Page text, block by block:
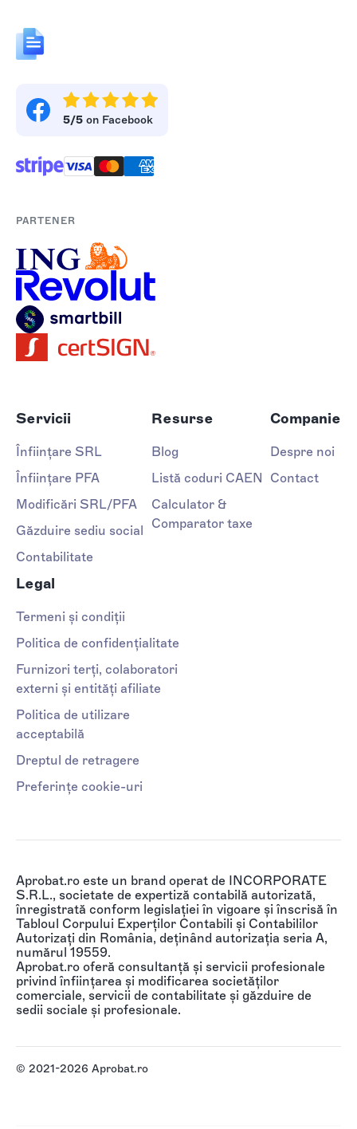
5/5 on Facebook
PARTENER
Servicii
Înființare SRL
Înființare PFA
Modificări SRL/PFA
Găzduire sediu social
Contabilitate
Resurse
Blog
Listă coduri CAEN
Calculator &
Comparator taxe
Companie
Despre noi
Contact
Legal
Termeni și condiții
Politica de confidențialitate
Furnizori terți, colaboratori
externi și entități afiliate
Politica de utilizare
acceptabilă
Dreptul de retragere
Preferințe cookie-uri
Aprobat.ro este un brand operat de INCORPORATE
S.R.L., societate de expertiză contabilă autorizată,
înregistrată conform legislației în vigoare și înscrisă în
Tabloul Corpului Experților Contabili și Contabililor
Autorizați din România, deținând autorizația seria A,
numărul 19559.
Aprobat.ro oferă consultanță și servicii profesionale
privind înființarea și modificarea societăților
comerciale, servicii de contabilitate și găzduire de
sedii sociale și profesionale.
© 2021-2026 Aprobat.ro